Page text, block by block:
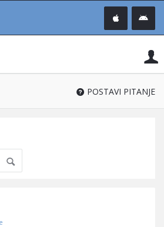
®
POSTAVI PITANJE